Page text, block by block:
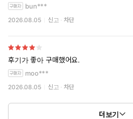
bun***
2026.08.05 신고 차단
후기가 좋아 구매했어요.
moo***
2026.08.05 신고 차단
더보기